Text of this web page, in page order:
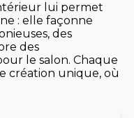
lui permet
: elle façonne
des
des
le salon. Chaque
création unique, où